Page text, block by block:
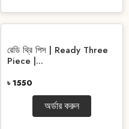
রেডি থ্রি পিস | Ready Three
Piece |...
৳ 1550
অর্ডার করুন